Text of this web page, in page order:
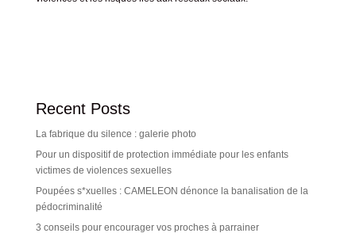
Recent Posts
La fabrique du silence : galerie photo
Pour un dispositif de protection immédiate pour les enfants
victimes de violences sexuelles
Poupées s*xuelles : CAMELEON dénonce la banalisation de la
pédocriminalité
3 conseils pour encourager vos proches à parrainer